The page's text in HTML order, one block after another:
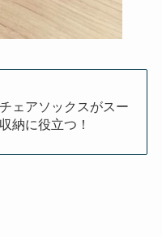
ェアソックスがスー
納に役立つ！